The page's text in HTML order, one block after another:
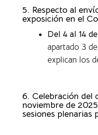
5. Respecto al
exposición en el
Del 4 al 14
apartado 3
explican los
6. Celebración del
noviembre de
sesiones plenarias